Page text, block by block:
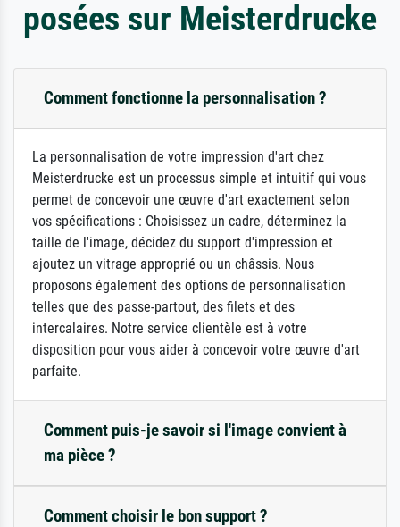
posées sur Meisterdrucke
Comment fonctionne la personnalisation ?
La personnalisation de votre impression d'art chez
Meisterdrucke est un processus simple et intuitif qui vous
permet de concevoir une œuvre d'art exactement selon
vos spécifications : Choisissez un cadre, déterminez la
taille de l'image, décidez du support d'impression et
ajoutez un vitrage approprié ou un châssis. Nous
proposons également des options de personnalisation
telles que des passe-partout, des filets et des
intercalaires. Notre service clientèle est à votre
disposition pour vous aider à concevoir votre œuvre d'art
parfaite.
Comment puis-je savoir si l'image convient à
ma pièce ?
Comment choisir le bon support ?